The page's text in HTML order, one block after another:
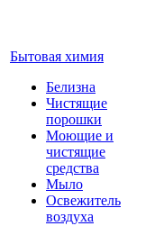
Бытовая химия
Белизна
Чистящие
порошки
Моющие и
чистящие
средства
Мыло
Освежитель
воздуха